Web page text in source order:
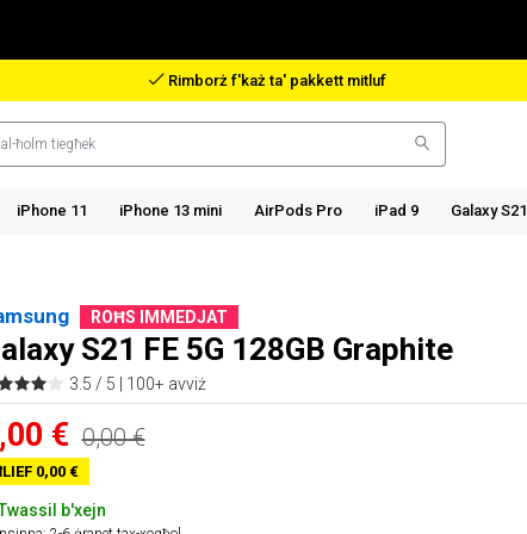
Rimborż f'każ ta' pakkett mitluf
iPhone 11 iPhone 13 mini AirPods Pro iPad 9 Galaxy S21
ROĦS IMMEDJAT
S21 FE 5G 128GB Graphite
3.5 / 5 | 100+ avviż
€ 0,00 €
0,00 €
b'xejn